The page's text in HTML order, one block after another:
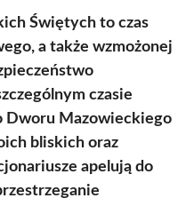
Świętych to czas
a także wzmożonej
czasie
Dworu Mazowieckiego
bliskich oraz
apelują do